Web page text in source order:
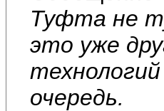
Туфта не
это уже
очередь.